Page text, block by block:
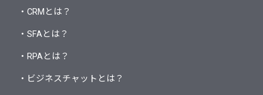
・CRMとは？
・SFAとは？
・RPAとは？
・ビジネスチャットとは？